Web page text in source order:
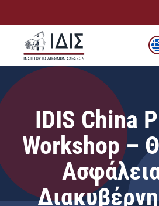
περιεχόμενο
IDIS China
Workshop –